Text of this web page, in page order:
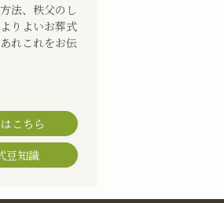
法、秩父のし
りよいお葬式
れこれをお伝
こちら
豆知識